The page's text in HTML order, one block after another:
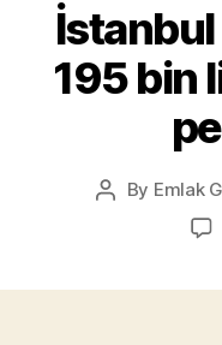
İstanbul
195 bin
Post
By Emlak